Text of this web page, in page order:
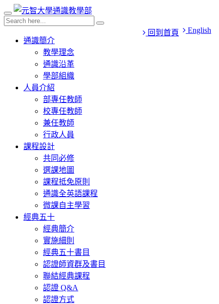
English
回到首頁
通識簡介
教學理念
通識沿革
學部組織
人員介紹
部專任教師
校專任教師
兼任教師
行政人員
課程設計
共同必修
選課地圖
課程抵免原則
通識全英語課程
微課自主學習
經典五十
經典簡介
實施細則
經典五十書目
認證師資群及書目
聯結經典課程
認證 Q&A
認證方式